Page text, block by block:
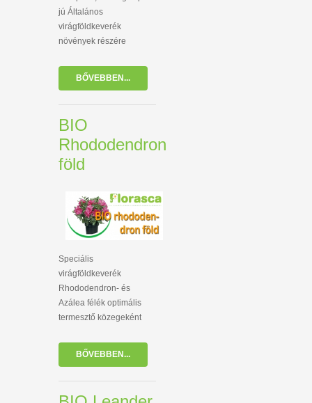
jú Általános
virágföldkeverék
növények részére
BŐVEBBEN...
BIO
Rhododendron
föld
Speciális
virágföldkeverék
Rhododendron- és
Azálea félék optimális
termesztő közegeként
BŐVEBBEN...